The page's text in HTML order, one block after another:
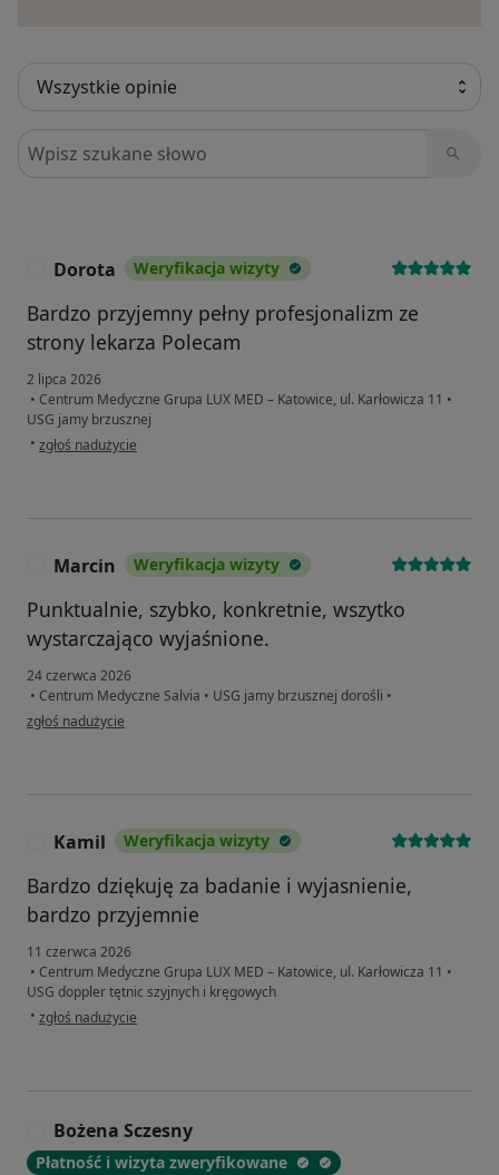
Szukaj w opiniach
Dorota Weryfikacja wizyty
Bardzo przyjemny pełny profesjonalizm ze
strony lekarza Polecam
2 lipca 2026
• Centrum Medyczne Grupa LUX MED – Katowice, ul. Karłowicza 11 •
USG jamy brzusznej
• w opinii użytkownika Dorota
zgłoś nadużycie
Marcin Weryfikacja wizyty
Punktualnie, szybko, konkretnie, wszytko
wystarczająco wyjaśnione.
24 czerwca 2026
• Centrum Medyczne Salvia • USG jamy brzusznej dorośli •
w opinii użytkownika Marcin
zgłoś nadużycie
Kamil Weryfikacja wizyty
Bardzo dziękuję za badanie i wyjasnienie,
bardzo przyjemnie
11 czerwca 2026
• Centrum Medyczne Grupa LUX MED – Katowice, ul. Karłowicza 11 •
USG doppler tętnic szyjnych i kręgowych
• w opinii użytkownika Kamil
zgłoś nadużycie
Bożena Sczesny
Płatność i wizyta zweryfikowane